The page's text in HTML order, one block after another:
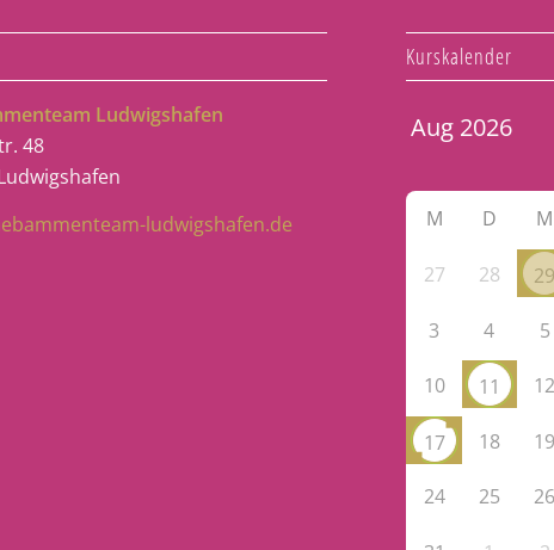
Ludwigshafen
48
ludwigshafen.de
Kurskalender
M D M
27 28 29
3 4 5
10 11 12
17 18 19
24 25 26